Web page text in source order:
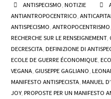
ANTISPECISMO NOTIZIE
ANTIANTROPOCENTRICO ,
ANTISPECISMO ,ANTROPOCENTRISMO
RECHERCHE SUR LE RENSEIGNEMENT,
DECRESCITA ,DEFINIZIONE DI
ECOLE DE GUERRE ÉCONOMIQUE ,
VEGANA GIUSEPPE GAGLIANO ,
MANIFESTO ANTISPECISTA ,MANUEL
JOY,PROPOSTE PER UN MANIFESTO